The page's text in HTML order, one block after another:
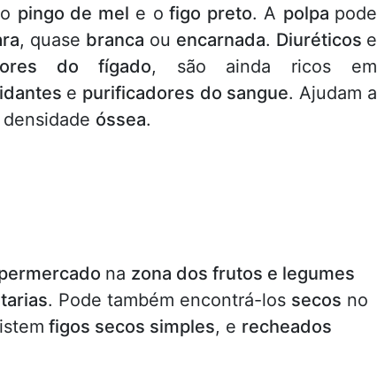
pingo de mel e o figo preto. A polpa pode
, quase branca ou encarnada. Diuréticos e
do fígado, são ainda ricos em
e purificadores do sangue. Ajudam a
densidade óssea.
na zona dos frutos e legumes
. Pode também encontrá-los secos no
figos secos simples, e recheados